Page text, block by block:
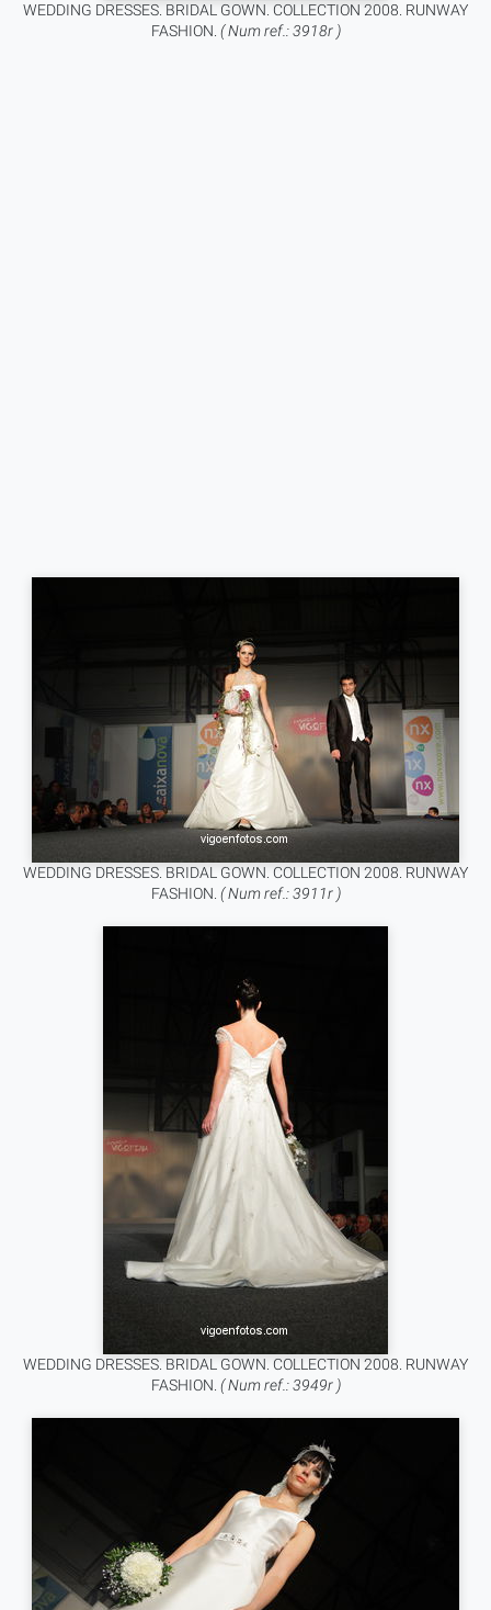
WEDDING DRESSES. BRIDAL GOWN. COLLECTION 2008. RUNWAY
FASHION. ( Num ref.: 3918r )
WEDDING DRESSES. BRIDAL GOWN. COLLECTION 2008. RUNWAY
FASHION. ( Num ref.: 3911r )
WEDDING DRESSES. BRIDAL GOWN. COLLECTION 2008. RUNWAY
FASHION. ( Num ref.: 3949r )